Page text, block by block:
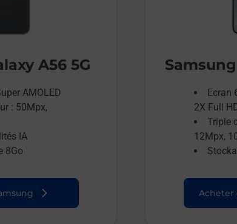
A56 5G
AMOLED
: 50Mpx,
IA
8Go
Ecran
2X Full
Triple
12Mpx,
Acheter